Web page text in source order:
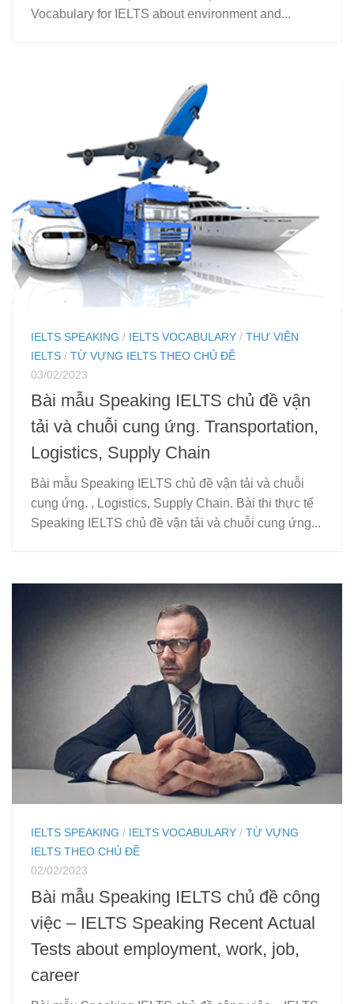
Vocabulary for IELTS about environment and...
IELTS SPEAKING / IELTS VOCABULARY / THƯ VIỆN
IELTS / TỪ VỰNG IELTS THEO CHỦ ĐỀ
03/02/2023
Bài mẫu Speaking IELTS chủ đề vận
tải và chuỗi cung ứng. Transportation,
Logistics, Supply Chain
Bài mẫu Speaking IELTS chủ đề vận tải và chuỗi
cung ứng. , Logistics, Supply Chain. Bài thi thực tế
Speaking IELTS chủ đề vận tải và chuỗi cung ứng...
IELTS SPEAKING / IELTS VOCABULARY / TỪ VỰNG
IELTS THEO CHỦ ĐỀ
02/02/2023
Bài mẫu Speaking IELTS chủ đề công
việc – IELTS Speaking Recent Actual
Tests about employment, work, job,
career